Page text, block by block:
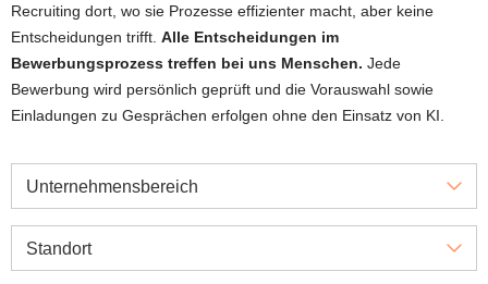
Recruiting dort, wo sie Prozesse effizienter macht, aber keine
Entscheidungen trifft. Alle Entscheidungen im
Bewerbungsprozess treffen bei uns Menschen. Jede
Bewerbung wird persönlich geprüft und die Vorauswahl sowie
Einladungen zu Gesprächen erfolgen ohne den Einsatz von KI.
Unternehmensbereich
Standort